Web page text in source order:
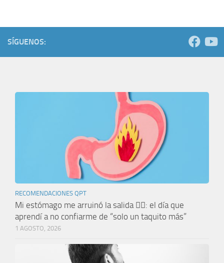
SÍGUENOS:
RECOMENDACIONES QPT
Mi estómago me arruinó la salida 🤦‍♀️: el día que
aprendí a no confiarme de “solo un taquito más”
1 AGOSTO, 2026